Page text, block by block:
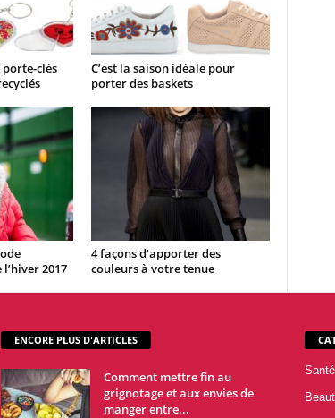
porte-clés
C’est la saison idéale pour
porter des baskets
2017
4 façons d’apporter des
couleurs à votre tenue
ENCORE PLUS D'ARTICLES
Comment mettre fin au
grignotage et aux envies de
manger entre...
Santé